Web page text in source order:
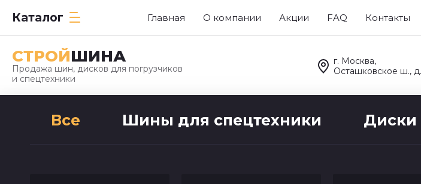
Каталог Главная О компании Акции FAQ Контакты
СТРОЙШИНА
Продажа шин, дисков для погрузчиков
и спецтехники
г. Москва,
Осташковское ш.,
Все Шины для спецтехники Диски